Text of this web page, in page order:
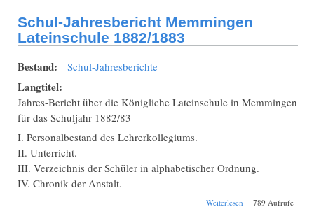
Schul-Jahresbericht Memmingen
Lateinschule 1882/1883
Bestand: Schul-Jahresberichte
Langtitel:
Jahres-Bericht über die Königliche Lateinschule in Memmingen
für das Schuljahr 1882/83
I. Personalbestand des Lehrerkollegiums.
II. Unterricht.
III. Verzeichnis der Schüler in alphabetischer Ordnung.
IV. Chronik der Anstalt.
Weiterlesen über Schul-
789 Aufrufe